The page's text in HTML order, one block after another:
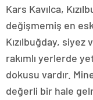
Kars Kavılca,
değişmemiş en
Kızılbuğday,
rakımlı yerlerde
dokusu vardır.
değerli bir hale